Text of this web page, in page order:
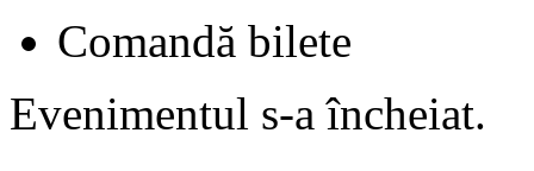
Comandă bilete
Evenimentul s-a încheiat.